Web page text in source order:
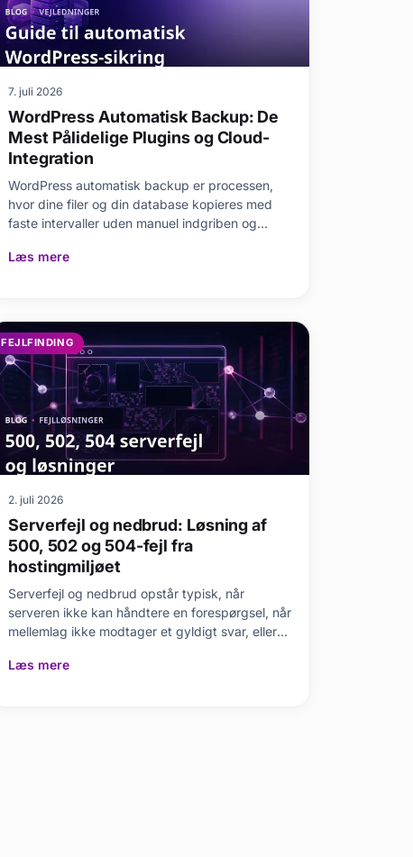
7. juli 2026
WordPress Automatisk Backup: De
Mest Pålidelige Plugins og Cloud-
Integration
WordPress automatisk backup er processen,
hvor dine filer og din database kopieres med
faste intervaller uden manuel indgriben og
Læs mere
FEJLFINDING
2. juli 2026
Serverfejl og nedbrud: Løsning af
500, 502 og 504-fejl fra
hostingmiljøet
Serverfejl og nedbrud opstår typisk, når
serveren ikke kan håndtere en forespørgsel, når
mellemlag ikke modtager et gyldigt svar, eller
Læs mere